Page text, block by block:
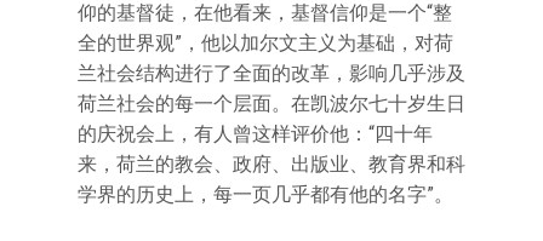
仰的基督徒，在他看来，基督信仰是一个“整
全的世界观”，他以加尔文主义为基础，对荷
兰社会结构进行了全面的改革，影响几乎涉及
荷兰社会的每一个层面。在凯波尔七十岁生日
的庆祝会上，有人曾这样评价他：“四十年
来，荷兰的教会、政府、出版业、教育界和科
学界的历史上，每一页几乎都有他的名字”。